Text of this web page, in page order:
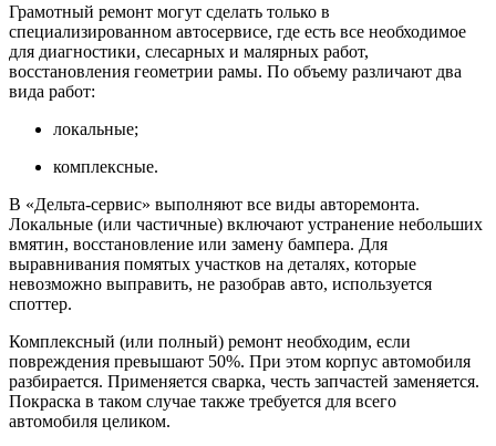
Грамотный ремонт могут сделать только в
специализированном автосервисе, где есть все необходимое
для диагностики, слесарных и малярных работ,
восстановления геометрии рамы. По объему различают два
вида работ:
локальные;
комплексные.
В «Дельта-сервис» выполняют все виды авторемонта.
Локальные (или частичные) включают устранение небольших
вмятин, восстановление или замену бампера. Для
выравнивания помятых участков на деталях, которые
невозможно выправить, не разобрав авто, используется
споттер.
Комплексный (или полный) ремонт необходим, если
повреждения превышают 50%. При этом корпус автомобиля
разбирается. Применяется сварка, честь запчастей заменяется.
Покраска в таком случае также требуется для всего
автомобиля целиком.